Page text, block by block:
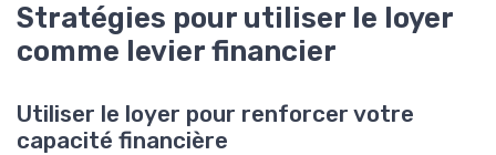
Stratégies pour utiliser le loyer
comme levier financier
Utiliser le loyer pour renforcer votre
capacité financière